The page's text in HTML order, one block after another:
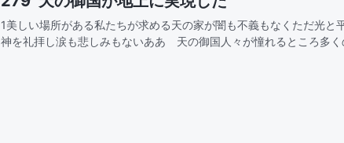
1美しい場所がある私たちが求める天の家が闇も不義もなくただ光と
神を礼拝し涙も悲しみもないああ 天の御国人々が憧れるところ多く